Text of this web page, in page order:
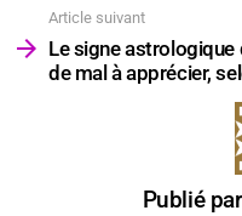
Article suivant
Le signe astrologique
de mal à apprécier,
Publié par